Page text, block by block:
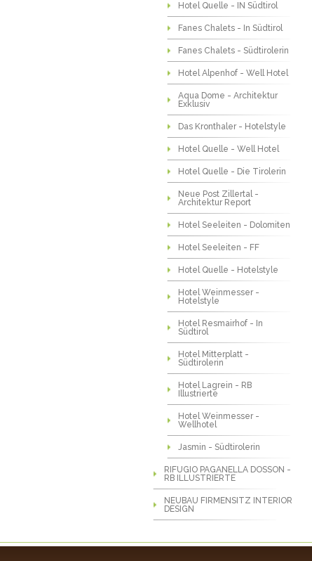
Hotel Quelle - IN Südtirol
Fanes Chalets - In Südtirol
Fanes Chalets - Südtirolerin
Hotel Alpenhof - Well Hotel
Aqua Dome - Architektur
Exklusiv
Das Kronthaler - Hotelstyle
Hotel Quelle - Well Hotel
Hotel Quelle - Die Tirolerin
Neue Post Zillertal -
Architektur Report
Hotel Seeleiten - Dolomiten
Hotel Seeleiten - FF
Hotel Quelle - Hotelstyle
Hotel Weinmesser -
Hotelstyle
Hotel Resmairhof - In
Südtirol
Hotel Mitterplatt -
Südtirolerin
Hotel Lagrein - RB
Illustrierte
Hotel Weinmesser -
Wellhotel
Jasmin - Südtirolerin
RIFUGIO PAGANELLA DOSSON -
RB ILLUSTRIERTE
NEUBAU FIRMENSITZ INTERIOR
DESIGN